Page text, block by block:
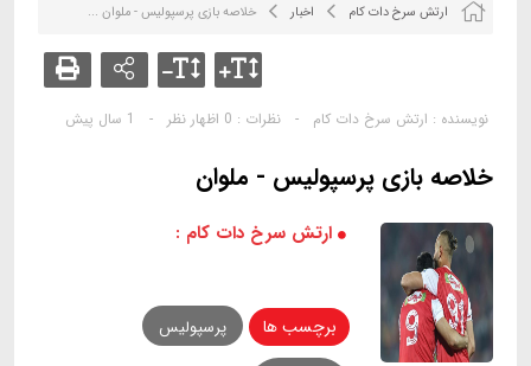
ارتش سرخ دات کام اخبار خلاصه بازی پرسپولیس - ملوان ...
نویسنده : ارتش سرخ دات کام - نظرات : 0 اظهار نظر - 1 سال پیش
خلاصه بازی پرسپولیس - ملوان
ارتش سرخ دات کام :
برچسب ها پرسپولیس